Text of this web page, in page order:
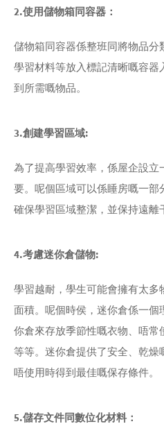
2.使用儲物箱同容器：
儲物箱同容器係整班同將物品分
學習材料等放入標記清晰嘅容器
到所需嘅物品。
3.創建學習區域:
為了提高學習效率，係屋企設
要。呢個區域可以係睡房嘅一部
確保學習區域整潔，並保持遠離
4.考慮迷你倉儲物:
學習越耐，學生可能會擁有太
面積。呢個時侯，迷你倉係一
你倉來存放季節性嘅衣物、唔
等等。迷你倉提供了安全、乾
唔使用時得到最佳嘅保存條件。
5.儲存文件同數位化材料：